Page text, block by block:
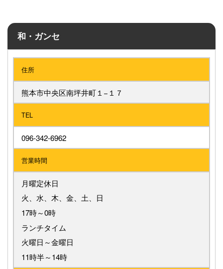
和・ガンセ
住所
熊本市中央区南坪井町１−１７
TEL
096‐342‐6962
営業時間
月曜定休日
火、水、木、金、土、日
17時～0時
ランチタイム
火曜日～金曜日
11時半～14時